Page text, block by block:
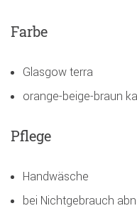
Farbe
Glasgow terra
orange-beige-braun
Pflege
Handwäsche
bei Nichtgebrauch